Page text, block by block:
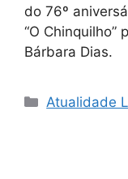
do 76º
“O Chinquilho”
Bárbara Dias.
Categorias
Atualidade